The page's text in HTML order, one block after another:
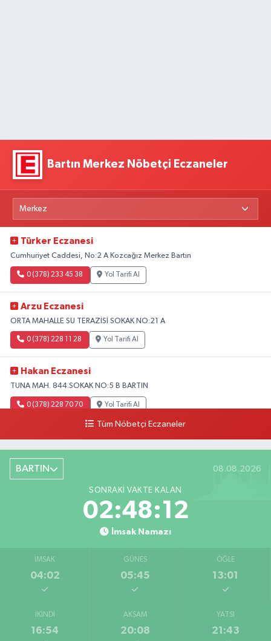
Bartın Merkez Nöbetçi Eczaneler
Türker Eczanesi
Cumhuriyet Caddesi, No:2 A Kozcağız Merkez Bartın
0 (378) 233 45 38 Yol Tarifi Al
Arzu Eczanesi
ORTA MAHALLE SU TERAZİSİ SOKAK NO:21 A
0 (378) 228 11 28 Yol Tarifi Al
Hakan Eczanesi
TUNA MAH. 844.SOKAK NO:5 B BARTIN
0 (378) 228 70 70 Yol Tarifi Al
Tüm Nöbetçi Eczaneler
BARTIN 08.08.2026
SONRAKI VAKTE KALAN
02:48:11
İmsak Namazı
İMSAK
04:02
GÜNEŞ
05:45
ÖĞLE
13:01
İKINDI
16:54
AKŞAM
20:08
YATSI
21:43